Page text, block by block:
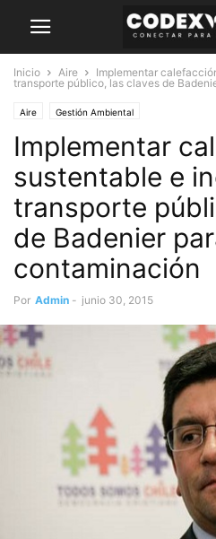
Inicio Aire
Implementar
transporte público, las claves de
Aire Gestión Ambiental
Implementar
sustentable e
transporte
de Badenier
contaminación
Por Admin - junio 30, 2015